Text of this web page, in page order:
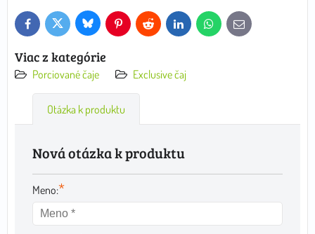
FacebookTwitter Bluesky PinterestReddit LinkedInWhatsApp
E-
mail
Viac z kategórie
Porciované čaje Exclusive čaj
Otázka k produktu
Nová otázka k produktu
Meno:*